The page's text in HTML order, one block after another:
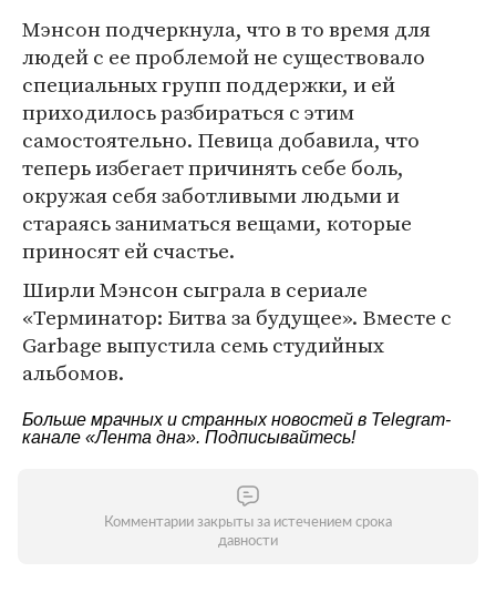
Мэнсон подчеркнула, что в то время для
людей с ее проблемой не существовало
специальных групп поддержки, и ей
приходилось разбираться с этим
самостоятельно. Певица добавила, что
теперь избегает причинять себе боль,
окружая себя заботливыми людьми и
стараясь заниматься вещами, которые
приносят ей счастье.
Ширли Мэнсон сыграла в сериале
«Терминатор: Битва за будущее». Вместе с
Garbage выпустила семь студийных
альбомов.
Больше мрачных и странных новостей в Telegram-
канале «Лента дна». Подписывайтесь!
Комментарии закрыты за истечением срока
давности